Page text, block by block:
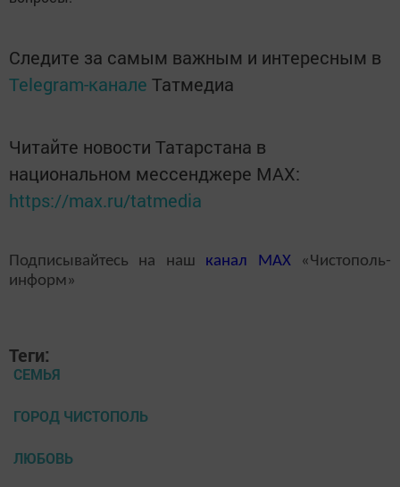
Следите за самым важным и интересным в
Telegram-канале Татмедиа
Читайте новости Татарстана в
национальном мессенджере MАХ:
https://max.ru/tatmedia
Подписывайтесь на наш канал MAX«Чистополь-
информ»
Теги:
СЕМЬЯ
ГОРОД ЧИСТОПОЛЬ
ЛЮБОВЬ